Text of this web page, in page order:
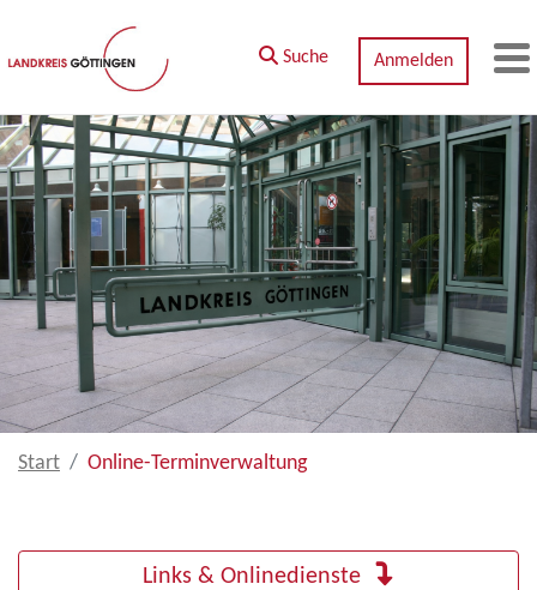
Zum Hauptinhalt springen
Suche
Anmelden
Start Online-Terminverwaltung
Links & Onlinedienste